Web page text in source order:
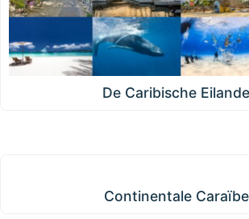
De Caribische
Continentale